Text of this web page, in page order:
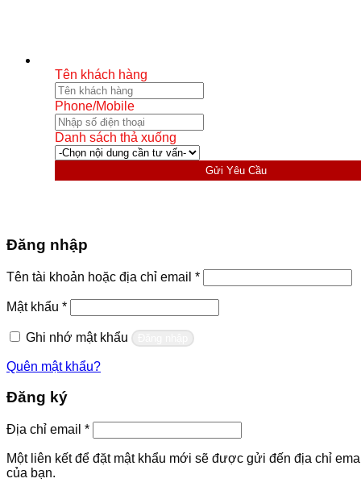
Tên khách hàng
Phone/Mobile
Danh sách thả xuống
Gửi Yêu Cầu
Đăng nhập
Tên tài khoản hoặc địa chỉ email *Bắt
buộc
Mật khẩu *Bắt
buộc
Ghi nhớ mật khẩu
Quên mật khẩu?
Đăng ký
Địa chỉ email *Bắt
buộc
Một liên kết để đặt mật khẩu mới sẽ được gửi đến địa chỉ
của bạn.